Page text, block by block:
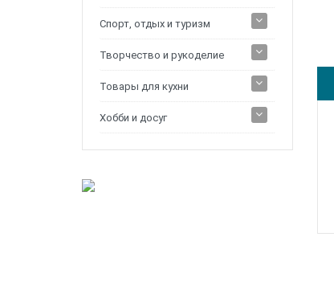
Спорт, отдых и туризм
Творчество и рукоделие
Товары для кухни
Хобби и досуг